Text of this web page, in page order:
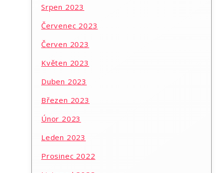
Srpen 2023
Červenec 2023
Červen 2023
Květen 2023
Duben 2023
Březen 2023
Únor 2023
Leden 2023
Prosinec 2022